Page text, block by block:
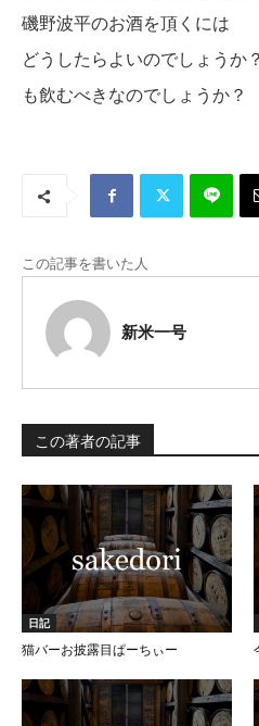
磯野波平のお酒を頂くには
どうしたらよいのでしょうか
も飲むべきなのでしょうか？
この記事を書いた人
新米一号
この著者の記事
日記
猫バーお披露目ぱーちぃー